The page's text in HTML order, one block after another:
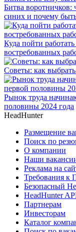
Битва воротничков:
синих и почему
Куда пойти
востребованных
Советы: как
Рынок труда
половины 2024 года
HeadHunter
Размещение
Поиск по
О компании
Наши
Реклама на
Требования к
Безопасный
HeadHunter
Партнерам
Инвесторам
Каталог